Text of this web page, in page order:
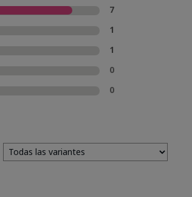
7
1
1
0
0